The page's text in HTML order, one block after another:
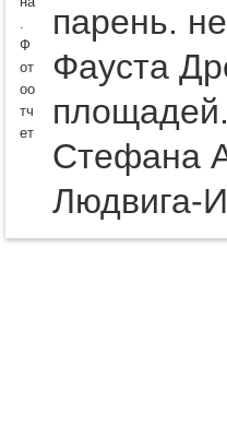
парень.
Фауста
Стефана
Людвига-